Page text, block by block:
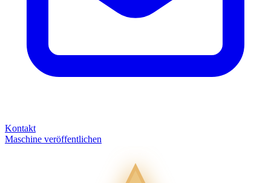
Kontakt
Maschine veröffentlichen